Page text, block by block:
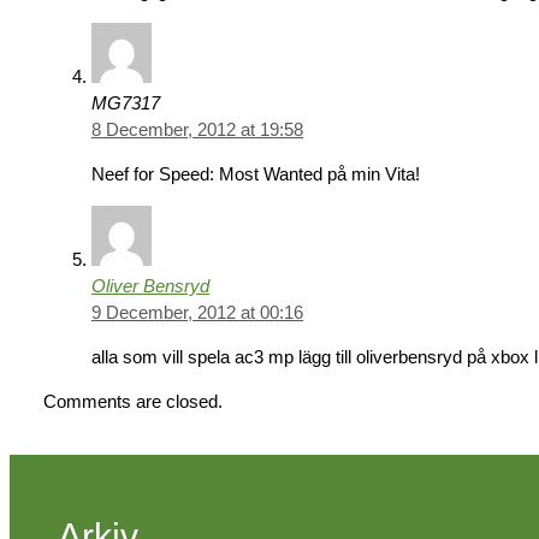
MG7317
8 December, 2012 at 19:58
Neef for Speed: Most Wanted på min Vita!
Oliver Bensryd
9 December, 2012 at 00:16
alla som vill spela ac3 mp lägg till oliverbensryd på xbox
Comments are closed.